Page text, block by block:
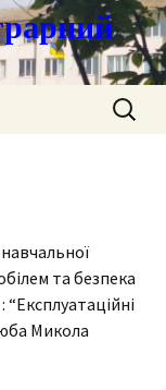
Пошук:
та безпека
Микола